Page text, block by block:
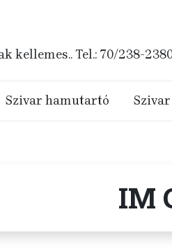
kellemes.. Tel.: 70/238-
Szivar hamutartó
IM